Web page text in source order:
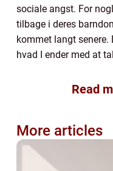
sociale angst. For
tilbage i deres
kommet langt senere.
hvad I ender med at
Read
More articles